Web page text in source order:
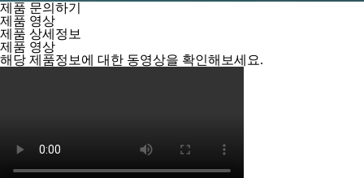
제품 문의하기
제품 영상
제품 상세정보
제품 영상
해당 제품정보에 대한 동영상을 확인해보세요.